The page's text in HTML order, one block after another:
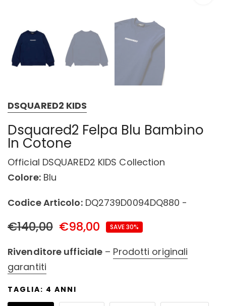
DSQUARED2 KIDS
Dsquared2 Felpa Blu Bambino
In Cotone
Official DSQUARED2 KIDS Collection
Colore:Blu
Codice Articolo:DQ2739D0094DQ880 -
€140,00 €98,00 SAVE 30%
Rivenditore ufficiale – Prodotti originali
garantiti
TAGLIA: 4 ANNI